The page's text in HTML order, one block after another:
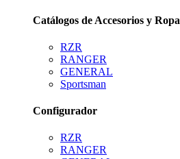
Catálogos de Accesorios y Ropa
RZR
RANGER
GENERAL
Sportsman
Configurador
RZR
RANGER